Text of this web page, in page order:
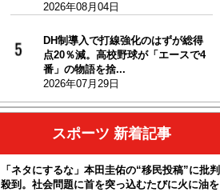
2026年08月04日
DH制導入で打線強化のはずが総得
点20％減。高校野球が「エースで4
番」の物語を捨...
2026年07月29日
スポーツ 新着記事
「ネタにするな」本田圭佑の“移民投稿”に批判
殺到。社会問題に首を突っ込むたびに火に油を